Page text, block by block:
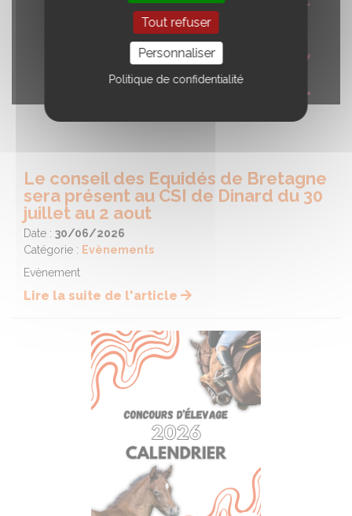
Le conseil des Equidés de Bretagne
sera présent au CSI de Dinard du 30
juillet au 2 aout
Date : 30/06/2026
Catégorie : Evènements
Evènement
Lire la suite de l'article
Tout refuser
Personnaliser
Politique de confidentialité